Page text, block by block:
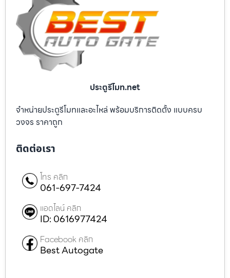
ประตูรีโมท.net
จำหน่ายประตูรีโมทและอะไหล่ พร้อมบริการติดตั้ง แบบครบ
วงจร ราคาถูก
ติดต่อเรา
โทร คลิก
061-697-7424
แอดไลน์ คลิก
ID: 0616977424
Facebook คลิก
Best Autogate